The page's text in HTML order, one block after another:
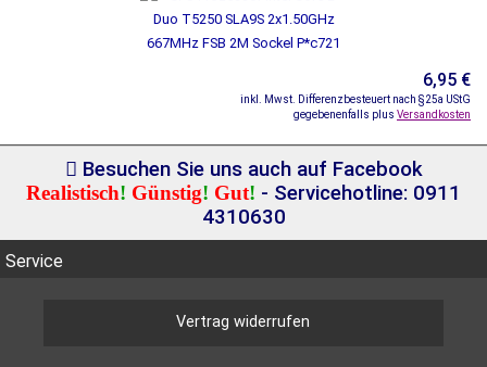
6,95 €
inkl. Mwst. Differenzbesteuert nach §25a UStG
gegebenenfalls plus Versandkosten
Besuchen Sie uns auch auf Facebook
Realistisch! Günstig! Gut! - Servicehotline: 0911
4310630
Service
Vertrag widerrufen